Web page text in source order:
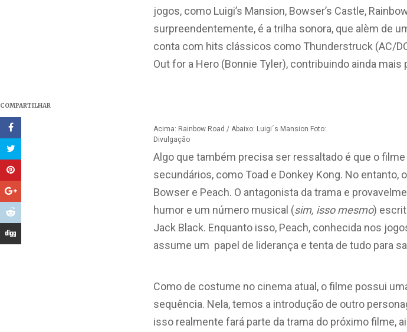
COMPARTILHAR
jogos, como Luigi’s Mansion, Bowser’s Castle,
surpreendentemente, é a trilha sonora, que alèm de
conta com hits clássicos como Thunderstruck (AC/
Out for a Hero (Bonnie Tyler), contribuindo ainda mais
Acima: Rainbow Road / Abaixo: Luigi´s Mansion Foto:
Divulgação
Algo que também precisa ser ressaltado é que o
secundários, como Toad e Donkey Kong. No entanto,
Bowser e Peach. O antagonista da trama e
humor e um número musical (sim, isso mesmo)
Jack Black. Enquanto isso, Peach, conhecida nos
assume um papel de liderança e tenta de tudo para
Como de costume no cinema atual, o filme possui
sequência. Nela, temos a introdução de outro
isso realmente fará parte da trama do próximo filme,